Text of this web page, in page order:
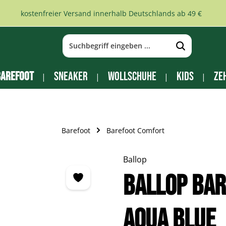
kostenfreier Versand innerhalb Deutschlands ab 49 €
Sneaker Wollschuhe Kids
Barefoot Barefoot Comfort
Ballop
Ballop